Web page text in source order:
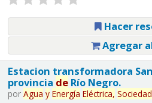
Hacer
Agregar
Estacion transformadora
provincia deRío Negro.
por Agua y Energía Eléctrica, Sociedad